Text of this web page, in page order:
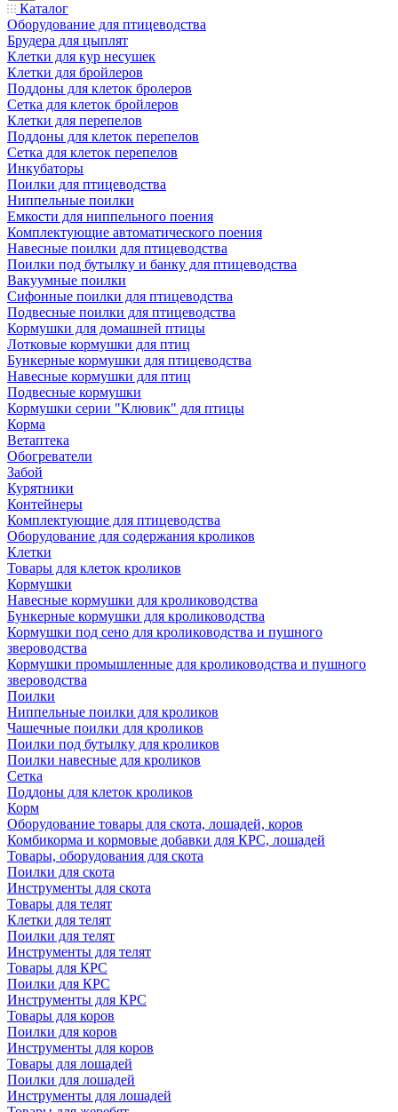
Каталог
Оборудование для птицеводства
Брудера для цыплят
Клетки для кур несушек
Клетки для бройлеров
Поддоны для клеток бролеров
Сетка для клеток бройлеров
Клетки для перепелов
Поддоны для клеток перепелов
Сетка для клеток перепелов
Инкубаторы
Поилки для птицеводства
Ниппельные поилки
Емкости для ниппельного поения
Комплектующие автоматического поения
Навесные поилки для птицеводства
Поилки под бутылку и банку для птицеводства
Вакуумные поилки
Сифонные поилки для птицеводства
Подвесные поилки для птицеводства
Кормушки для домашней птицы
Лотковые кормушки для птиц
Бункерные кормушки для птицеводства
Навесные кормушки для птиц
Подвесные кормушки
Кормушки серии "Клювик" для птицы
Корма
Ветаптека
Обогреватели
Забой
Курятники
Контейнеры
Комплектующие для птицеводства
Оборудование для содержания кроликов
Клетки
Товары для клеток кроликов
Кормушки
Навесные кормушки для кролиководства
Бункерные кормушки для кролиководства
Кормушки под сено для кролиководства и пушного
звероводства
Кормушки промышленные для кролиководства и пушного
звероводства
Поилки
Ниппельные поилки для кроликов
Чашечные поилки для кроликов
Поилки под бутылку для кроликов
Поилки навесные для кроликов
Сетка
Поддоны для клеток кроликов
Корм
Оборудование товары для скота, лошадей, коров
Комбикорма и кормовые добавки для КРС, лошадей
Товары, оборудования для скота
Поилки для скота
Инструменты для скота
Товары для телят
Клетки для телят
Поилки для телят
Инструменты для телят
Товары для КРС
Поилки для КРС
Инструменты для КРС
Товары для коров
Поилки для коров
Инструменты для коров
Товары для лошадей
Поилки для лошадей
Инструменты для лошадей